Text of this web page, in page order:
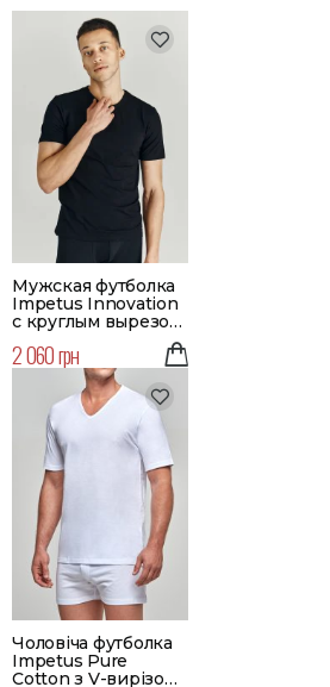
Мужская футболка
Impetus Innovation
с круглым вырезом
2 060 грн
Чоловіча футболка
Impetus Pure
Cotton з V-вирізом |